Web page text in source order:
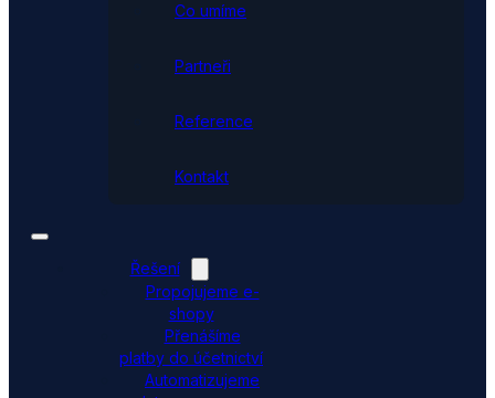
Co umíme
Partneři
Reference
Kontakt
Řešení
Propojujeme e-
shopy
Přenášíme
platby do účetnictví
Automatizujeme